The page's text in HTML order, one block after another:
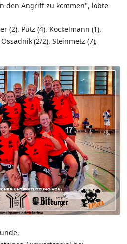
den Angriff zu kommen", lobte
(2), Pütz (4), Kockelmann (1),
(2/2), Steinmetz (7),